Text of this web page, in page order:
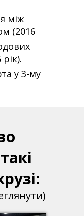
між
(2016
у 3-му